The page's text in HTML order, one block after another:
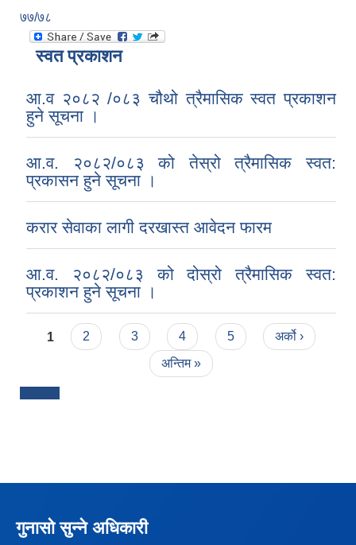
७७/७८
स्वत प्रकाशन
आ.व २०८२ /०८३ चौथो त्रैमासिक स्वत प्रकाशन
हुने सूचना ।
आ.व. २०८२/०८३ को तेस्रो त्रैमासिक स्वत:
प्रकासन हुने सूचना ।
करार सेवाका लागी दरखास्त आवेदन फारम
आ.व. २०८२/०८३ को दोस्रो त्रैमासिक स्वत:
प्रकाशन हुने सूचना ।
Pages
1 2 3 4 5
अर्को ›
अन्तिम »
गुनासो सुन्ने अधिकारी